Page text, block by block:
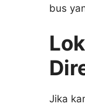
bus
Jika